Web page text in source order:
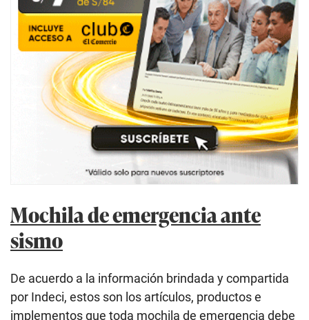
Mochila de emergencia ante
sismo
De acuerdo a la información brindada y compartida
por Indeci, estos son los artículos, productos e
implementos que toda mochila de emergencia debe